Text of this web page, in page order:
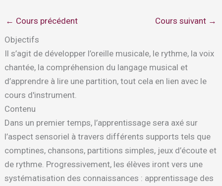
← Cours précédent Cours suivant →
Objectifs
Il s’agit de développer l’oreille musicale, le rythme, la voix
chantée, la compréhension du langage musical et
d’apprendre à lire une partition, tout cela en lien avec le
cours d'instrument.
Contenu
Dans un premier temps, l’apprentissage sera axé sur
l’aspect sensoriel à travers différents supports tels que
comptines, chansons, partitions simples, jeux d’écoute et
de rythme. Progressivement, les élèves iront vers une
systématisation des connaissances : apprentissage des